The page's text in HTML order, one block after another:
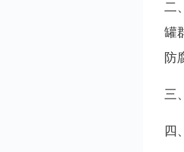
二
罐
防
三
四